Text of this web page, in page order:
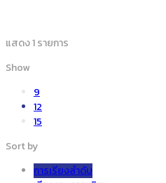
เซรามิค
เซรามิค
แสดง 1 รายการ
Show
9
12
15
Sort by
การเรียงลำดับ